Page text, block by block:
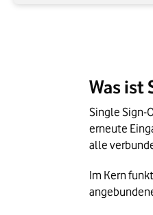
Was ist
Single Sign-
erneute
alle
Im Kern